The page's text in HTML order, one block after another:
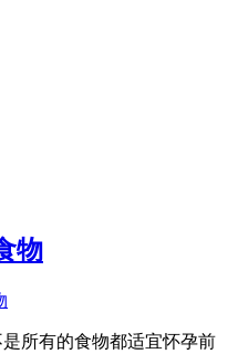
物
所有的食物都适宜怀孕前